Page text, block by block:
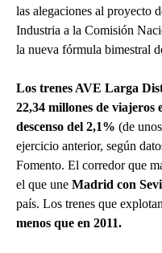
las alegaciones al proyecto
Industria a la Comisión
la nueva fórmula bimestral
Los trenes AVE Larga
22,34 millones de viajeros
descenso del 2,1% (de
ejercicio anterior, según
Fomento. El corredor que
el que une Madrid con
país. Los trenes que
menos que en 2011.